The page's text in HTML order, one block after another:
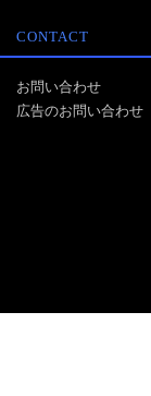
CONTACT
お問い合わせ
広告のお問い合わせ